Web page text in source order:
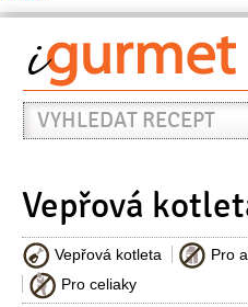
Vyhledat
recept
Vepřová
Vepřová kotleta
Pro
Pro celiaky